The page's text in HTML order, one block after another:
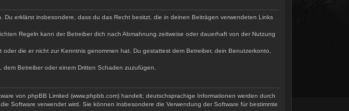
erklärst insbesondere, dass du das Recht besitzt, die in deinen Beiträgen verwendeten Links
Regeln kann der Betreiber dich nach Abmahnung zeitweise oder dauerhaft von der Nutzung
die er nicht zur Kenntnis genommen hat. Du gestattest dem Betreiber, dein Benutzerkonto,
Betreiber oder einem Dritten Schaden zuzufügen.
von phpBB Limited (www.phpbb.com) handelt; deutschsprachige Informationen werden durch
Software verwendet wird. Sie können insbesondere die Verwendung der Software für bestimmte